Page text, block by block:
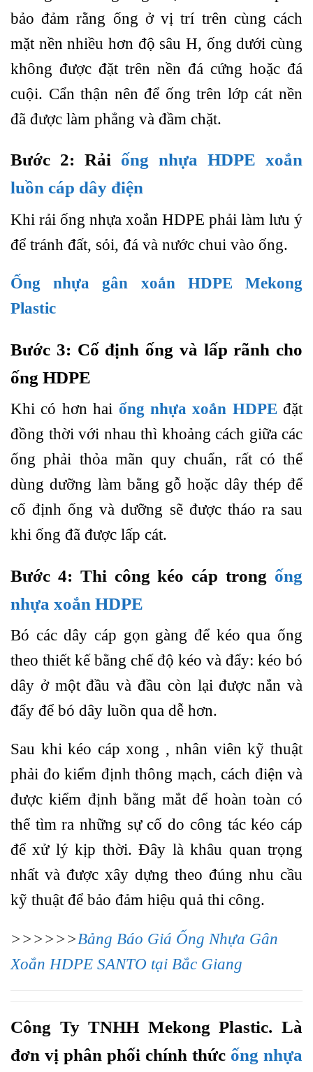
bảo đảm rằng ống ở vị trí trên cùng cách
mặt nền nhiều hơn độ sâu H, ống dưới cùng
không được đặt trên nền đá cứng hoặc đá
cuội. Cẩn thận nên để ống trên lớp cát nền
đã được làm phẳng và đầm chặt.
Bước 2: Rải ống nhựa HDPE xoắn
luồn cáp dây điện
Khi rải ống nhựa xoắn HDPE phải làm lưu ý
để tránh đất, sỏi, đá và nước chui vào ống.
Ống nhựa gân xoắn HDPE Mekong
Plastic
Bước 3: Cố định ống và lấp rãnh cho
ống HDPE
Khi có hơn hai ống nhựa xoắn HDPE đặt
đồng thời với nhau thì khoảng cách giữa các
ống phải thỏa mãn quy chuẩn, rất có thể
dùng dưỡng làm bằng gỗ hoặc dây thép để
cố định ống và dưỡng sẽ được tháo ra sau
khi ống đã được lấp cát.
Bước 4: Thi công kéo cáp trong ống
nhựa xoắn HDPE
Bó các dây cáp gọn gàng để kéo qua ống
theo thiết kế bằng chế độ kéo và đẩy: kéo bó
dây ở một đầu và đầu còn lại được nắn và
đẩy để bó dây luồn qua dễ hơn.
Sau khi kéo cáp xong , nhân viên kỹ thuật
phải đo kiểm định thông mạch, cách điện và
được kiểm định bằng mắt để hoàn toàn có
thể tìm ra những sự cố do công tác kéo cáp
để xử lý kịp thời. Đây là khâu quan trọng
nhất và được xây dựng theo đúng nhu cầu
kỹ thuật để bảo đảm hiệu quả thi công.
>>>>>>Bảng Báo Giá Ống Nhựa Gân
Xoắn HDPE SANTO tại Bắc Giang
Công Ty TNHH Mekong Plastic. Là
đơn vị phân phối chính thức ống nhựa